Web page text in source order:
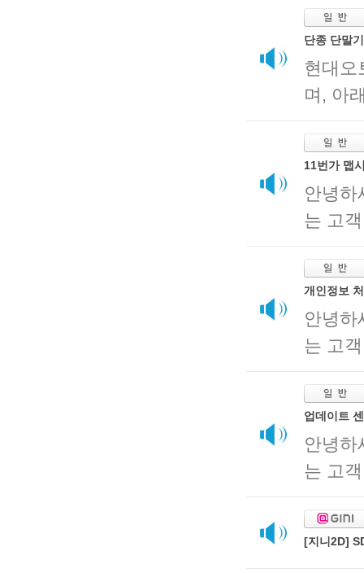
단종 단말
현대오
며, 아
11번가 맵
안녕하
는 고
개인정보
안녕하
는 고
업데이트
안녕하
는 고
[지니2D]